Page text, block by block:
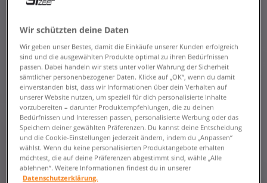
Wir schützten deine Daten
Wir geben unser Bestes, damit die Einkäufe unserer Kunden erfolgreich
sind und die ausgewählten Produkte optimal zu ihren Bedürfnissen
passen. Dabei handeln wir stets unter voller Wahrung der Sicherheit
sämtlicher personenbezogener Daten. Klicke auf „OK“, wenn du damit
einverstanden bist, dass wir Informationen über dein Verhalten auf
unserer Website nutzen, um speziell für dich personalisierte Inhalte
vorzubereiten – darunter Produktempfehlungen, die zu deinen
Bedürfnissen und Interessen passen, personalisierte Werbung oder das
Speichern deiner gewählten Präferenzen. Du kannst deine Entscheidung
und die Cookie-Einstellungen jederzeit ändern, indem du „Anpassen“
wählst. Wenn du keine personalisierten Produktangebote erhalten
möchtest, die auf deine Präferenzen abgestimmt sind, wähle „Alle
ablehnen“. Weitere Informationen findest du in unserer
Datenschutzerklärung.